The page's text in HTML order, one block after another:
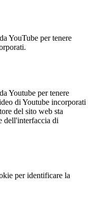
YouTube per tenere
Youtube per tenere
di Youtube incorporati
del sito web sta
dell'interfaccia di
per identificare la